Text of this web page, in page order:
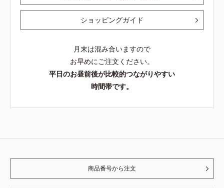
ショッピングガイド
月末は混み合いますので
お早めにご注文ください。
平日のお昼前後が比較的つながりやすい
時間帯です。
商品番号から注文